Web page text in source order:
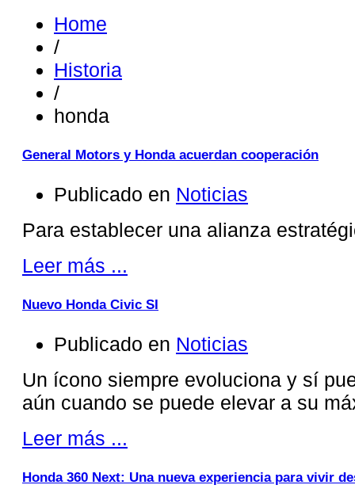
Home
/
Historia
/
honda
General Motors y Honda acuerdan cooperación
Publicado en Noticias
Para establecer una alianza
Leer más ...
Nuevo Honda Civic SI
Publicado en Noticias
Un ícono siempre evoluciona y sí
aún cuando se puede elevar a su
Leer más ...
Honda 360 Next: Una nueva experiencia para vivir